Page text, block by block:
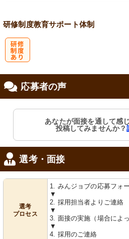
研修制度教育サポート体制
応募者の声
あなたが面接を通して感
投稿してみませんか？
選考・面接
選考
プロセス
1. みんジョブの応募フォ
▼
2. 採用担当者よりご連絡
▼
3. 面接の実施（場合によ
▼
4. 採用のご連絡